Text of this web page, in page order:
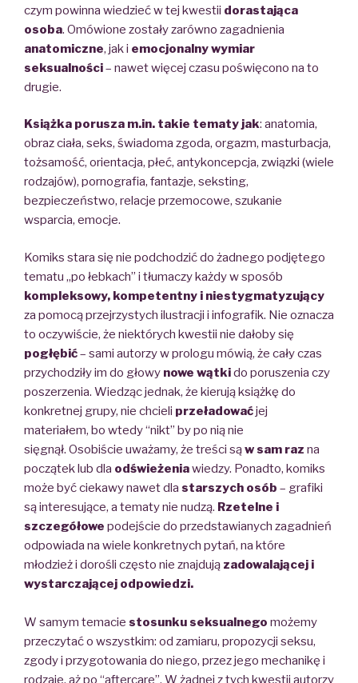
czym powinna wiedzieć w tej kwestii dorastająca
osoba. Omówione zostały zarówno zagadnienia
anatomiczne, jak i emocjonalny wymiar
seksualności– nawet więcej czasu poświęcono na to
drugie.
Książka porusza m.in. takie tematy jak: anatomia,
obraz ciała, seks, świadoma zgoda, orgazm, masturbacja,
tożsamość, orientacja, płeć, antykoncepcja, związki (wiele
rodzajów), pornografia, fantazje, seksting,
bezpieczeństwo, relacje przemocowe, szukanie
wsparcia, emocje.
Komiks stara się nie podchodzić do żadnego podjętego
tematu „po łebkach” i tłumaczy każdy w sposób
kompleksowy, kompetentny i niestygmatyzujący
za pomocą przejrzystych ilustracji i infografik. Nie oznacza
to oczywiście, że niektórych kwestii nie dałoby się
pogłębić– sami autorzy w prologu mówią, że cały czas
przychodziły im do głowy nowe wątkido poruszenia czy
poszerzenia. Wiedząc jednak, że kierują książkę do
konkretnej grupy, nie chcieli przeładowaćjej
materiałem, bo wtedy “nikt” by po nią nie
sięgnął. Osobiście uważamy, że treści sąw sam raz na
początek lub dla odświeżeniawiedzy. Ponadto, komiks
może być ciekawy nawet dla starszych osób – grafiki
są interesujące, a tematy nie nudzą. Rzetelne i
szczegółowe podejście do przedstawianych zagadnień
odpowiada na wiele konkretnych pytań, na które
młodzież i dorośli często nie znajdują zadowalającej i
wystarczającej odpowiedzi.
W samym temacie stosunku seksualnego możemy
przeczytać o wszystkim: od zamiaru, propozycji seksu,
zgody i przygotowania do niego, przez jego mechanikę i
rodzaje, aż po “aftercare”. W żadnej z tych kwestii autorzy